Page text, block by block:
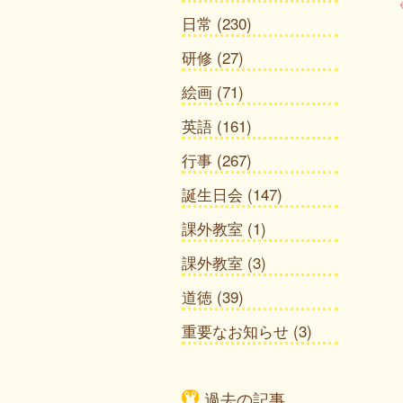
日常 (230)
研修 (27)
絵画 (71)
英語 (161)
行事 (267)
誕生日会 (147)
課外教室 (1)
課外教室 (3)
道徳 (39)
重要なお知らせ (3)